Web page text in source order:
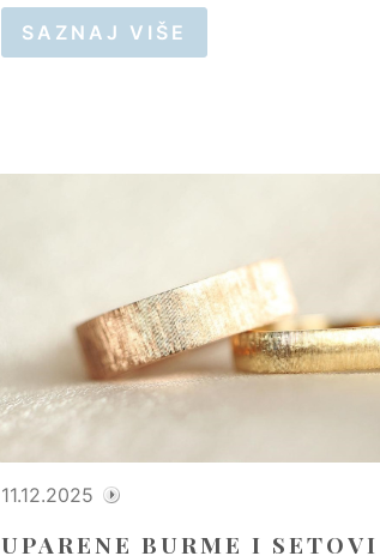
SAZNAJ VIŠE
11.12.2025
UPARENE BURME I SETOVI